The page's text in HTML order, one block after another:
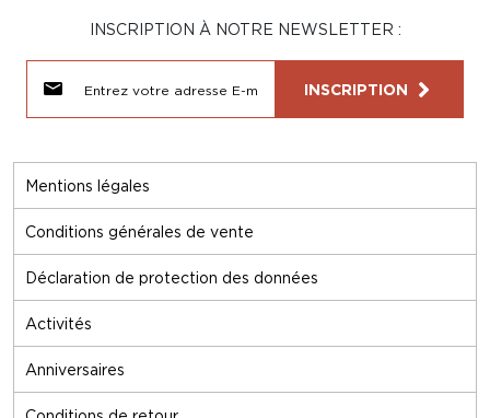
Mentions légales
Conditions générales de vente
Déclaration de protection des données
Activités
Anniversaires
INSCRIPTION À NOTRE NEWSLETTER :
INSCRIPTION